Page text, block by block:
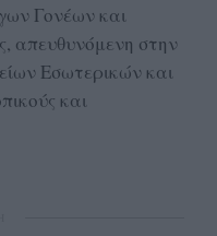
Γονέων και
απευθυνόμενη στην
Εσωτερικών και
και